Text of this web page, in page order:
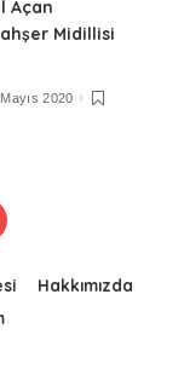
Açan
Midillisi
2020
Hakkımızda